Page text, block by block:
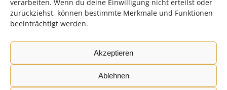
verarbeiten. Wenn du deine Einwilligung nicht erteilst oder
zurückziehst, können bestimmte Merkmale und Funktionen
beeinträchtigt werden.
Akzeptieren
Ablehnen